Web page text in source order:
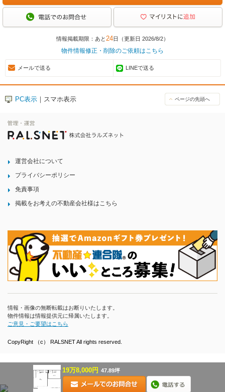
情報掲載期限：あと24日（更新日 2026/8/2）
物件情報修正・削除のご依頼はこちら
メールで送る LINEで送る
PC表示 ｜スマホ表示 ページの先頭へ
運営会社について
プライバシーポリシー
免責事項
掲載をお考えの不動産会社様はこちら
情報・画像の無断転載はお断りいたします。
物件情報は情報提供元に帰属いたします。
ご意見・ご要望はこちら
CopyRight （c） RALSNET All rights reserved.
19万8,000円 47.89坪